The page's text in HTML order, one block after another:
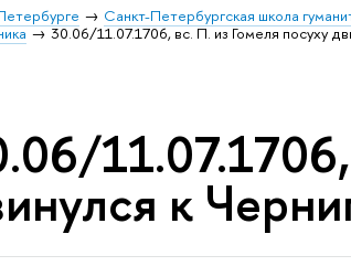
Санкт-Петербургская школа
30.06/11.07.1706, вс. П. из Гомеля посуху
к